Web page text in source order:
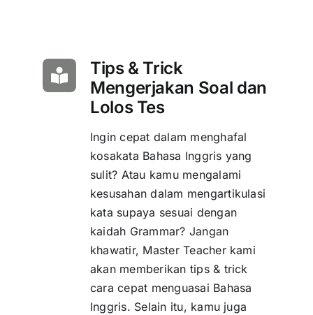
Tips & Trick
Mengerjakan Soal dan
Lolos Tes
Ingin cepat dalam menghafal
kosakata Bahasa Inggris yang
sulit? Atau kamu mengalami
kesusahan dalam mengartikulasi
kata supaya sesuai dengan
kaidah Grammar? Jangan
khawatir, Master Teacher kami
akan memberikan tips & trick
cara cepat menguasai Bahasa
Inggris. Selain itu, kamu juga